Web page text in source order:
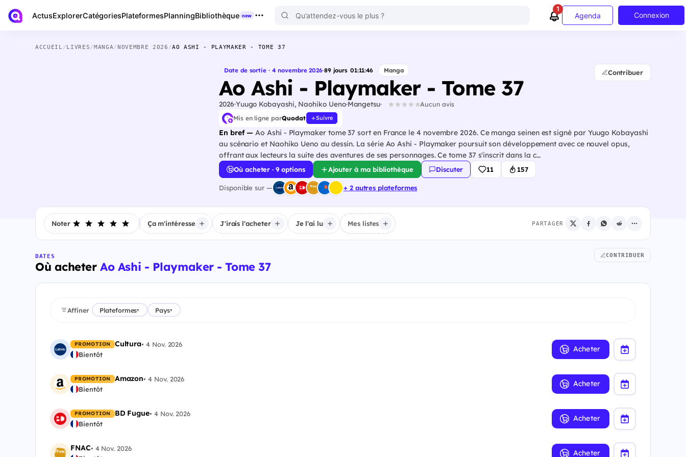
ActusExplorerCatégoriesPlateformesPlanningBibliothèque new
1
Agenda Connexion
ACCUEIL /LIVRES/MANGA/NOVEMBRE 2026 /AO ASHI - PLAYMAKER - TOME 37
Date de sortie · 4 novembre 2026·89 jours 01:11:45 Manga
Ao Ashi - Playmaker - Tome 37
2026 Yuugo Kobayashi, Naohiko UenoMangetsu Aucun avis
Mis en ligne parQuodat Suivre
En bref — Ao Ashi - Playmaker tome 37 sort en France le 4 novembre 2026. Ce manga seinen est signé par Yuugo Kobayashi
au scénario et Naohiko Ueno au dessin. La série Ao Ashi - Playmaker poursuit son développement avec ce nouvel opus,
offrant aux lecteurs la suite des aventures de ses personnages. Ce tome 37 s'inscrit dans la c…
Contribuer
Où acheter · 9 options Ajouter à ma bibliothèque Discuter 11 157
Disponible sur — + 2 autres plateformes
Noter Ça m'intéresse J'irais l'acheter Je l'ai lu Mes listes PARTAGER
DATES
Où acheterAo Ashi - Playmaker - Tome 37
CONTRIBUER
Affiner Plateformes▾ Pays▾
PROMOTION Cultura•4 Nov. 2026
Bientôt
Acheter
PROMOTION Amazon•4 Nov. 2026
Bientôt
Acheter
PROMOTION BD Fugue• 4 Nov. 2026
Bientôt
Acheter
FNAC• 4 Nov. 2026
Acheter